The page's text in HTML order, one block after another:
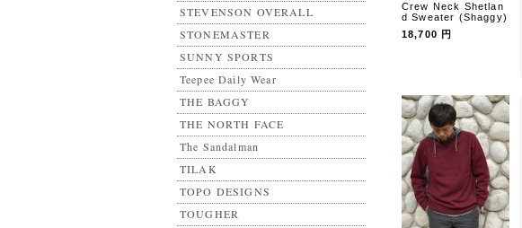
STEVENSON OVERALL
STONEMASTER
SUNNY SPORTS
Teepee Daily Wear
THE BAGGY
THE NORTH FACE
The Sandalman
TILAK
TOPO DESIGNS
TOUGHER
Crew Neck Shetlan
d Sweater (Shaggy)
18,700 円